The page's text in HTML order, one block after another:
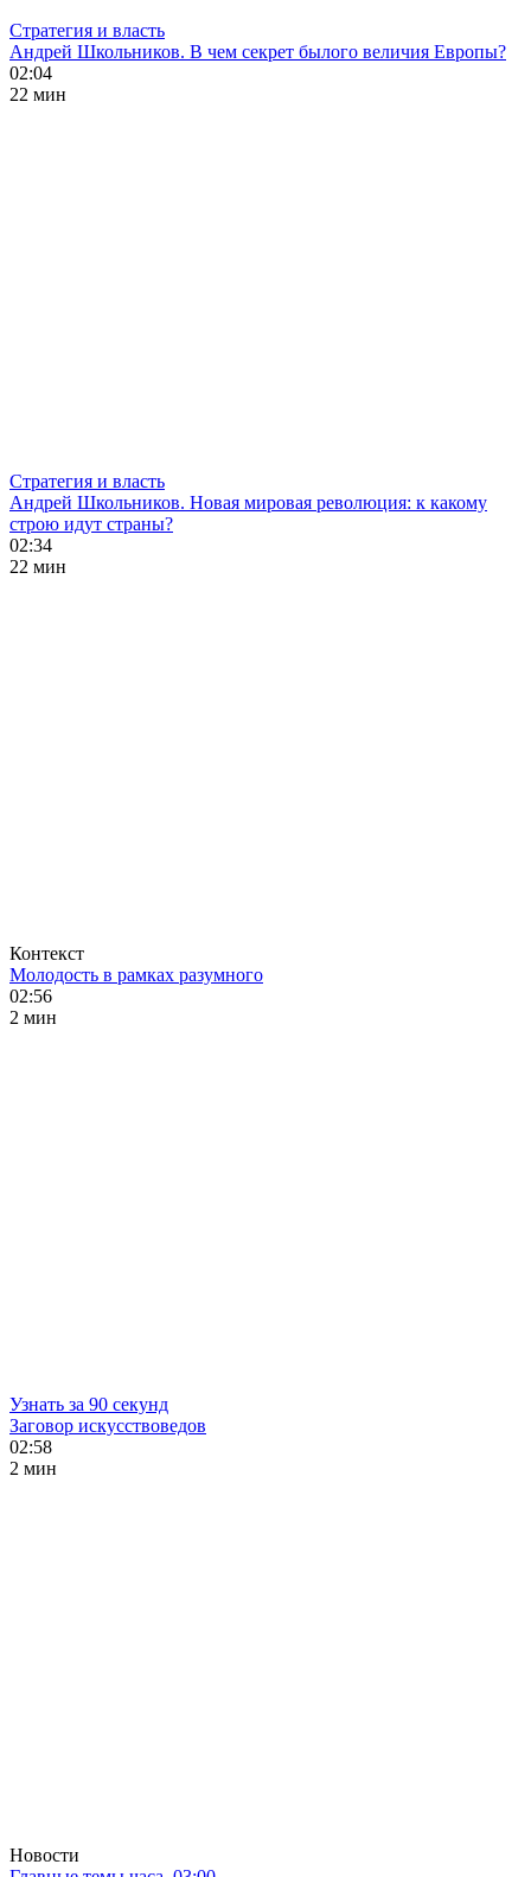
Стратегия и власть
Андрей Школьников. В чем секрет былого величия Европы?
02:04
22 мин
Стратегия и власть
Андрей Школьников. Новая мировая революция: к какому
строю идут страны?
02:34
22 мин
Контекст
Молодость в рамках разумного
02:56
2 мин
Узнать за 90 секунд
Заговор искусствоведов
02:58
2 мин
Новости